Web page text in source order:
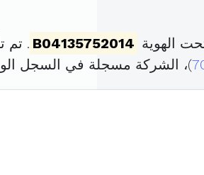
الهوية B04135752014 . تم
)، الشركة مسجلة في السجل